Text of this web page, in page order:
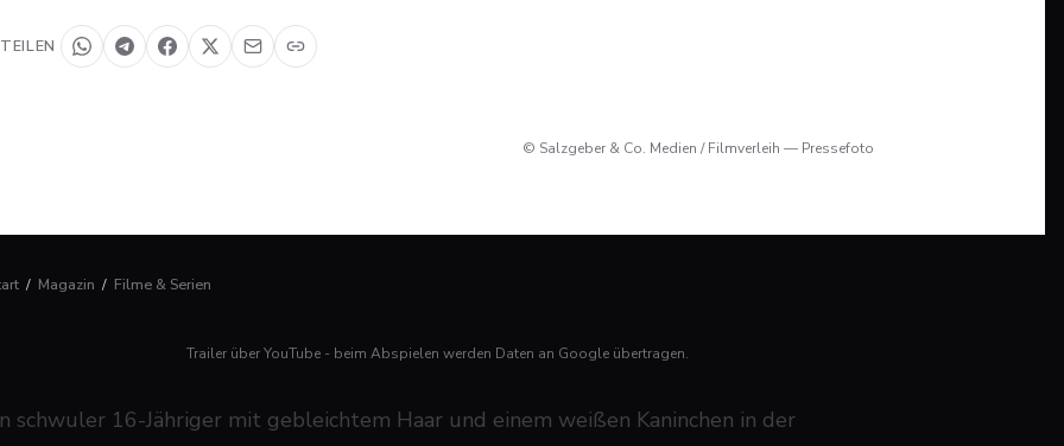
TEILEN
© Salzgeber & Co. Medien / Filmverleih — Pressefoto
/ Magazin / Filme & Serien
Trailer über YouTube - beim Abspielen werden Daten an Google übertragen.
schwuler 16-Jähriger mit gebleichtem Haar und einem weißen Kaninchen in der